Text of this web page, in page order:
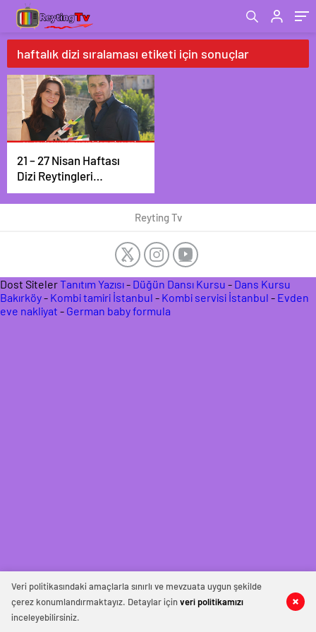
haftalık dizi sıralaması etiketi için sonuçlar
21 – 27 Nisan Haftası
Dizi Reytingleri
Açıklandı: Zirve Yine
Değişmedi!
Reyting Tv
Veri politikasındaki amaçlarla sınırlı ve mevzuata uygun şekilde
çerez konumlandırmaktayız. Detaylar içinveri politikamızı
inceleyebilirsiniz.
Dost SitelerTanıtım Yazısı- Düğün Dansı Kursu - Dans Kursu
Bakırköy- Kombi tamiri İstanbul - Kombi servisi İstanbul - Evden
eve nakliyat - German baby formula